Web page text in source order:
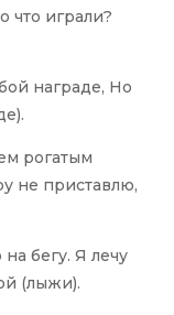
что играли?
награде, Но
рогатым
не приставлю,
бегу. Я лечу
(лыжи).